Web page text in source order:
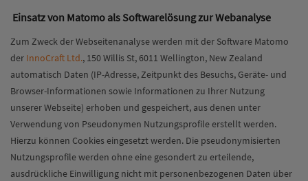
Einsatz von Matomo als Softwarelösung zur Webanalyse
Zum Zweck der Webseitenanalyse werden mit der Software Matomo
der InnoCraft Ltd., 150 Willis St, 6011 Wellington, New Zealand
automatisch Daten (IP-Adresse, Zeitpunkt des Besuchs, Geräte- und
Browser-Informationen sowie Informationen zu Ihrer Nutzung
unserer Webseite) erhoben und gespeichert, aus denen unter
Verwendung von Pseudonymen Nutzungsprofile erstellt werden.
Hierzu können Cookies eingesetzt werden. Die pseudonymisierten
Nutzungsprofile werden ohne eine gesondert zu erteilende,
ausdrückliche Einwilligung nicht mit personenbezogenen Daten über